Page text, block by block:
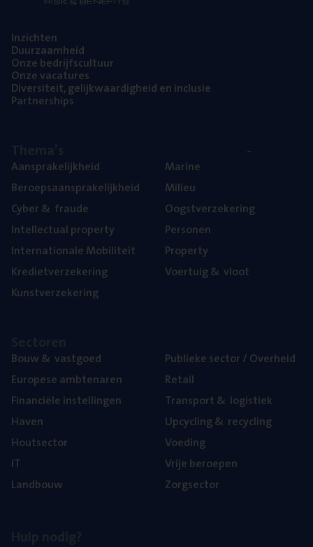
Inzich­ten
Duur­zaam­heid
Onze bedrijfs­cul­tuur
Onze vaca­tu­res
Diver­si­teit, gelijk­waar­dig­heid en inclusie
Part­ner­ships
Aan­spra­ke­lijk­heid
Beroeps­aan­spra­ke­lijk­heid
Cyber& fraude
Intel­lec­tu­al property
Inter­na­ti­o­na­le Mobiliteit
Kre­diet­ver­ze­ke­ring
Kunst­ver­ze­ke­ring
Mari­ne
Mili­eu
Oogst­ver­ze­ke­ring
Per­so­nen
Pro­per­ty
Voer­tuig& vloot
Bouw& vastgoed
Euro­pe­se ambtenaren
Finan­ci­ë­le instellingen
Haven
Hout­sec­tor
IT
Land­bouw
Publie­ke sec­tor / Overheid
Retail
Trans­port& logistiek
Upcy­cling& recycling
Voe­ding
Vrije beroe­pen
Zorg­sec­tor